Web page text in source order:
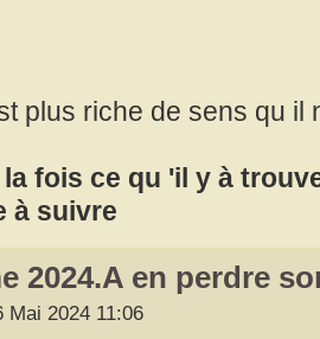
plus riche de sens qu il
fois ce qu 'il y à
à suivre
2024.A en perdre
Mai 2024 11:06